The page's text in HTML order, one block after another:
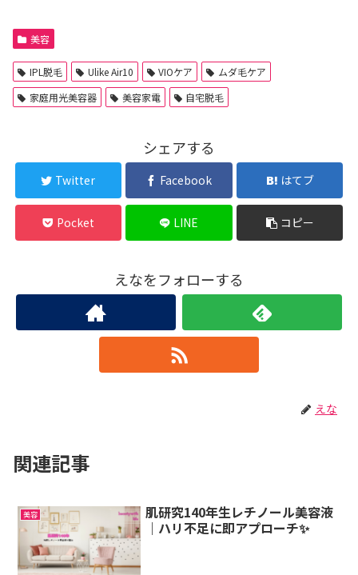
美容
IPL脱毛 Ulike Air10 VIOケア
ムダ毛ケア
家庭用光美容器
美容家電 自宅脱毛
シェアする
Twitter Facebook はてブ
Pocket LINE コピー
えなをフォローする
えな
関連記事
美容
肌研究140年生レチノール美容液
｜ハリ不足に即アプローチ✨